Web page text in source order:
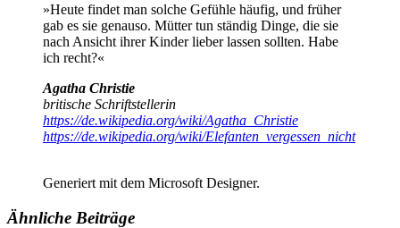
»Heute findet man solche Gefühle häufig, und früher
gab es sie genauso. Mütter tun ständig Dinge, die sie
nach Ansicht ihrer Kinder lieber lassen sollten. Habe
ich recht?«
Agatha Christie
britische Schriftstellerin
https://de.wikipedia.org/wiki/Agatha_Christie
https://de.wikipedia.org/wiki/Elefanten_vergessen_nicht
Generiert mit dem Microsoft Designer.
Ähnliche Beiträge